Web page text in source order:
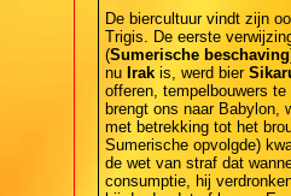
De biercultuur vindt zijn
Trigis. De eerste
(Sumerische beschaving
nu Irak is, werd bier
offeren, tempelbouwers
brengt ons naar Babylon,
met betrekking tot het
Sumerische opvolgde)
de wet van straf dat
consumptie, hij